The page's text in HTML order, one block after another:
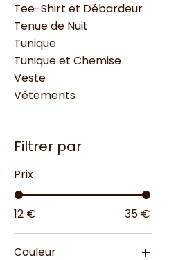
Tee-Shirt et Débardeur
Tenue de Nuit
Tunique
Tunique et Chemise
Veste
Vêtements
Filtrer par
Prix
12 € 35 €
Couleur